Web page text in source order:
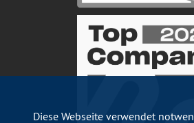
Diese Webseite verwendet